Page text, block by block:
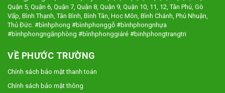
Quận 5, Quận 6, Quận 7, Quận 8, Quận 9, Quận 10, 11, 12, Tân Phú, Gò
Vấp, Bình Thạnh, Tân Bình, Bình Tân, Hoc Môn, Bình Chánh, Phú Nhuận,
Thủ Đức. #bìnhphong #bìnhphonggỗ #bìnhphongnhựa
#bìnhphongngănphòng #bìnhphonggiárẻ #binhphongtrangtri
VỀ PHƯỚC TRƯỜNG
Chính sách bảo mật thanh toán
Chính sách bảo mật thông